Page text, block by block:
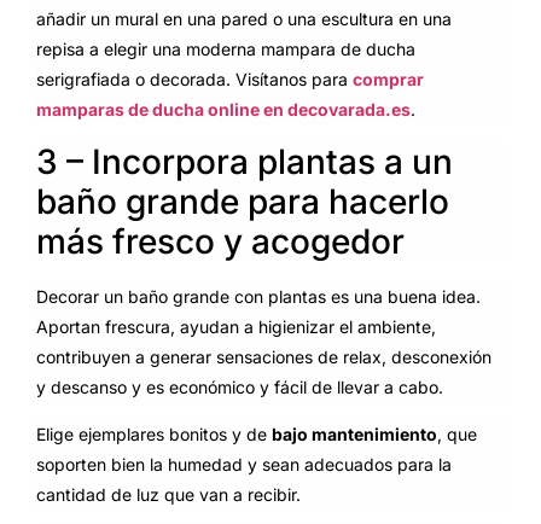
añadir un mural en una pared o una escultura en una
repisa a elegir una moderna mampara de ducha
serigrafiada o decorada. Visítanos paracomprar
mamparas de ducha online en decovarada.es.
3 – Incorpora plantas a un
baño grande para hacerlo
más fresco y acogedor
Decorar un baño grande con plantas es una buena idea.
Aportan frescura, ayudan a higienizar el ambiente,
contribuyen a generar sensaciones de relax, desconexión
y descanso y es económico y fácil de llevar a cabo.
Elige ejemplares bonitos y debajo mantenimiento, que
soporten bien la humedad y sean adecuados para la
cantidad de luz que van a recibir.